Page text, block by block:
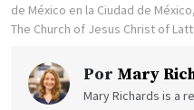
de México en la Ciudad de
The Church of Jesus Christ of
Por Mary
Mary Richards is a